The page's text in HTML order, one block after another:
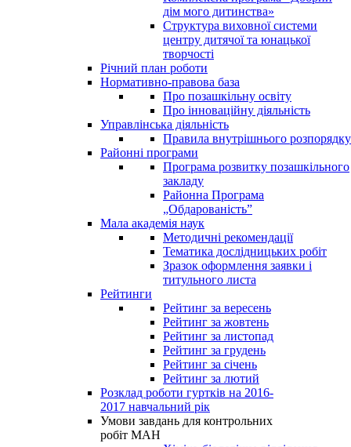
дім мого дитинства»
Структура виховної системи
центру дитячої та юнацької
творчості
Річний план роботи
Нормативно-правова база
Про позашкільну освіту
Про інноваційну діяльність
Управлінська діяльність
Правила внутрішнього розпорядку
Районні програми
Програма розвитку позашкільного
закладу
Районна Програма
„Обдарованість”
Мала академія наук
Методичні рекомендації
Тематика дослідницьких робіт
Зразок оформлення заявки і
титульного листа
Рейтинги
Рейтинг за вересень
Рейтинг за жовтень
Рейтинг за листопад
Рейтинг за грудень
Рейтинг за січень
Рейтинг за лютий
Розклад роботи гуртків на 2016-
2017 навчальний рік
Умови завдань для контрольних
робіт МАН